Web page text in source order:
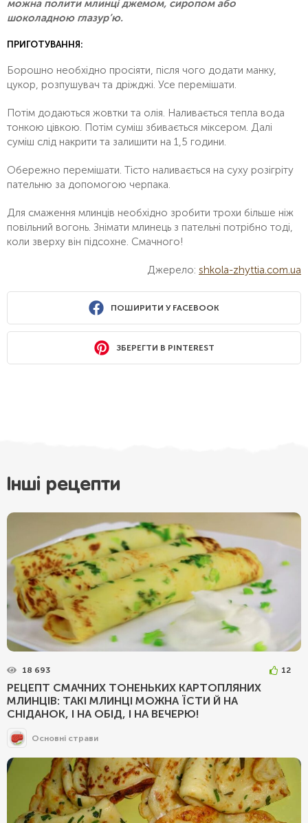
можна полити млинці джемом, сиропом або
шоколадною глазур’ю.
ПРИГОТУВАННЯ:
Борошно необхідно просіяти, після чого додати манку,
цукор, розпушувач та дріжджі. Усе перемішати.
Потім додаються жовтки та олія. Наливається тепла вода
тонкою цівкою. Потім суміш збивається міксером. Далі
суміш слід накрити та залишити на 1,5 години.
Обережно перемішати. Тісто наливається на суху розігріту
пательню за допомогою черпака.
Для смаження млинців необхідно зробити трохи більше ніж
повільний вогонь. Знімати млинець з пательні потрібно тоді,
коли зверху він підсохне. Смачного!
Джерело: shkola-zhyttia.com.ua
ПОШИРИТИ У FACEBOOK
ЗБЕРЕГТИ В PINTEREST
Інші рецепти
18 693 12
РЕЦЕПТ СМАЧНИХ ТОНЕНЬКИХ КАРТОПЛЯНИХ
МЛИНЦІВ: ТАКІ МЛИНЦІ МОЖНА ЇСТИ Й НА
СНІДАНОК, І НА ОБІД, І НА ВЕЧЕРЮ!
Основні страви